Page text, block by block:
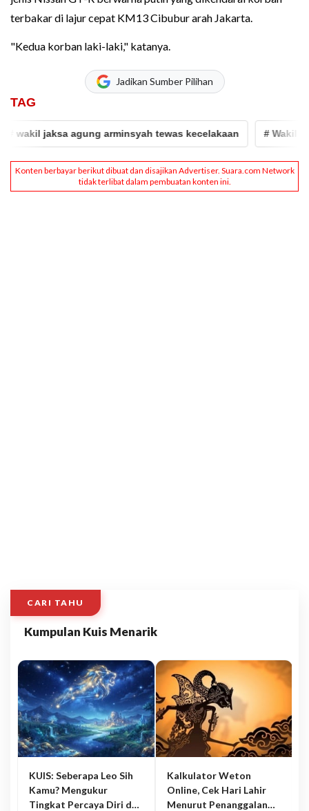
terbakar di lajur cepat KM13 Cibubur arah Jakarta.
"Kedua korban laki-laki," katanya.
Jadikan Sumber Pilihan
TAG
jaksa agung arminsyah tewas kecelakaan # Wakil
CARI TAHU
Kumpulan Kuis Menarik
KUIS: Seberapa Leo Sih
Kamu? Mengukur
Tingkat Percaya Diri dan
Kalkulator Weton
Online, Cek Hari Lahir
Menurut Penanggalan